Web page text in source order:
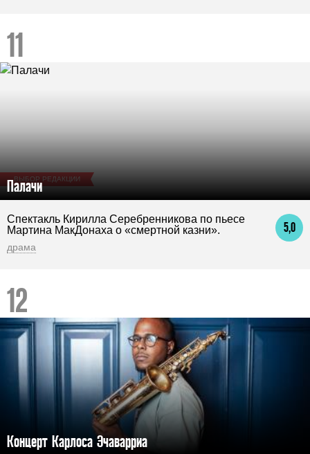
ВЫБОР РЕДАКЦИИ
Палачи
5,0
Спектакль Кирилла Серебренникова по пь­есе
Мар­ти­на Мак­До­наха о «смертной казни».
драма
Концерт Карлоса Эчаварриа